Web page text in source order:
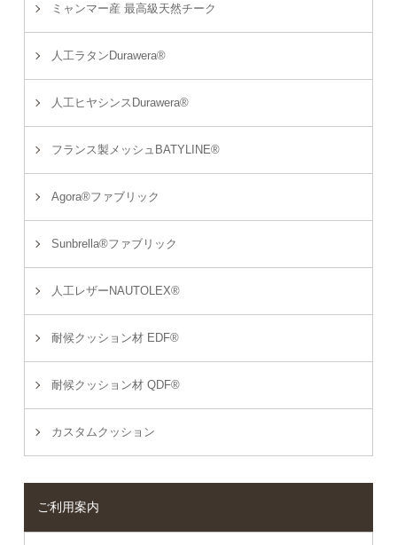
ミャンマー産 最高級天然チーク
人工ラタンDurawera®
人工ヒヤシンスDurawera®
フランス製メッシュBATYLINE®
Agora®ファブリック
Sunbrella®ファブリック
人工レザーNAUTOLEX®
耐候クッション材 EDF®
耐候クッション材 QDF®
カスタムクッション
ご利用案内